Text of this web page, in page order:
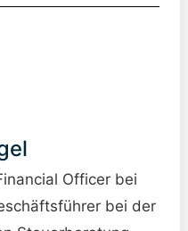
Officer bei
bei der